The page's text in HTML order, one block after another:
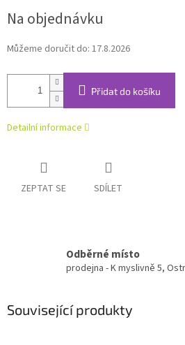
cena:
Na objednávku
Můžeme doručit do: 17.8.2026
Přidat do košíku
Detailní informace
ZEPTAT SE SDÍLET
Odběrné místo
prodejna - K myslivně 5,
Související produkty